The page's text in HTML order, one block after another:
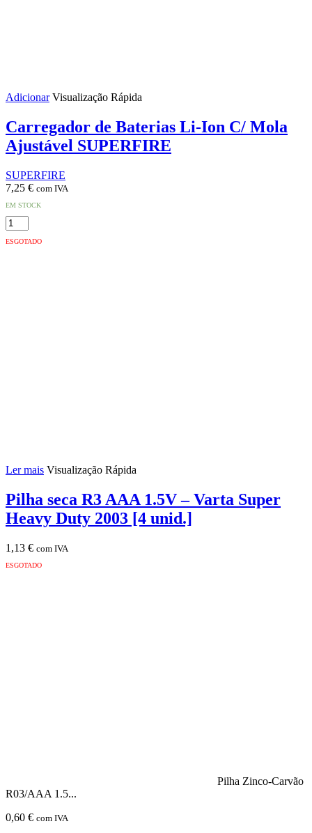
Adicionar Visualização Rápida
Carregador de Baterias Li-Ion C/ Mola
Ajustável SUPERFIRE
SUPERFIRE
7,25 € com IVA
EM STOCK
Quantidade
de
Carregador
ESGOTADO
Ler mais Visualização Rápida
Pilha seca R3 AAA 1.5V – Varta Super
Heavy Duty 2003 [4 unid.]
1,13 € com IVA
ESGOTADO
Pilha Zinco-Carvão
R03/AAA 1.5...
0,60 € com IVA